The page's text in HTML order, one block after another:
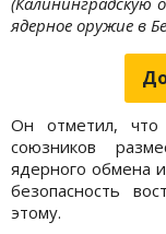
ядерное оружие в
Он отметил,
союзников
ядерного обмена
безопасность
этому.